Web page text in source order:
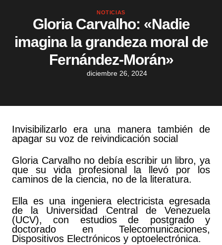
NOTICIAS
Gloria Carvalho: «Nadie
imagina la grandeza moral de
Fernández-Morán»
diciembre 26, 2024
Invisibilizarlo era una manera también de
apagar su voz de reivindicación social
Gloria Carvalho no debía escribir un libro, ya
que su vida profesional la llevó por los
caminos de la ciencia, no de la literatura.
Ella es una ingeniera electricista egresada
de la Universidad Central de Venezuela
(UCV), con estudios de postgrado y
doctorado en Telecomunicaciones,
Dispositivos Electrónicos y optoelectrónica.